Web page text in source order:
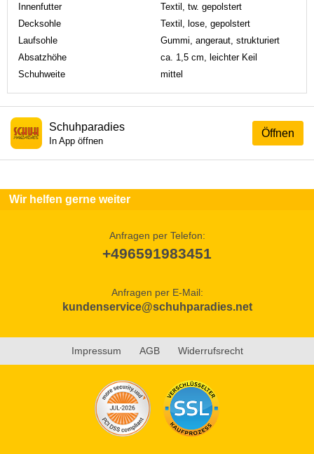
Innenfutter
Textil, tw. gepolstert
Decksohle
Textil, lose, gepolstert
Laufsohle
Gummi, angeraut, strukturiert
Absatzhöhe
ca. 1,5 cm, leichter Keil
Schuhweite
mittel
Öffnen
Schuhparadies
In App öffnen
Wir helfen gerne weiter
Anfragen per Telefon:
+496591983451
Anfragen per E-Mail:
kundenservice@schuhparadies.net
Impressum AGB Widerrufsrecht